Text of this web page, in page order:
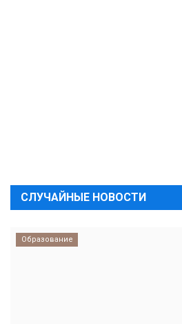
СЛУЧАЙНЫЕ НОВОСТИ
Образование